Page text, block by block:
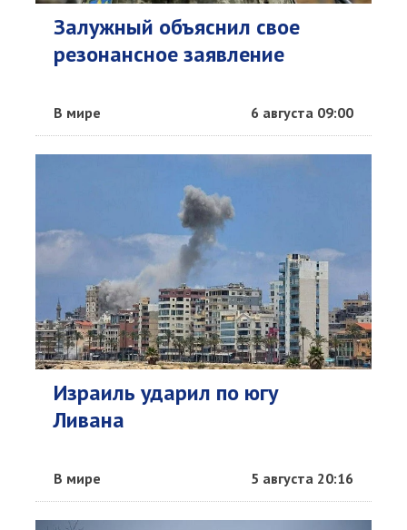
Залужный объяснил свое
резонансное заявление
В мире 6 августа 09:00
Израиль ударил по югу
Ливана
В мире 5 августа 20:16